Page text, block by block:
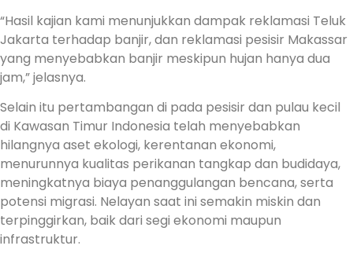
“Hasil kajian kami menunjukkan dampak reklamasi Teluk
Jakarta terhadap banjir, dan reklamasi pesisir Makassar
yang menyebabkan banjir meskipun hujan hanya dua
jam,” jelasnya.
Selain itu pertambangan di pada pesisir dan pulau kecil
di Kawasan Timur Indonesia telah menyebabkan
hilangnya aset ekologi, kerentanan ekonomi,
menurunnya kualitas perikanan tangkap dan budidaya,
meningkatnya biaya penanggulangan bencana, serta
potensi migrasi. Nelayan saat ini semakin miskin dan
terpinggirkan, baik dari segi ekonomi maupun
infrastruktur.